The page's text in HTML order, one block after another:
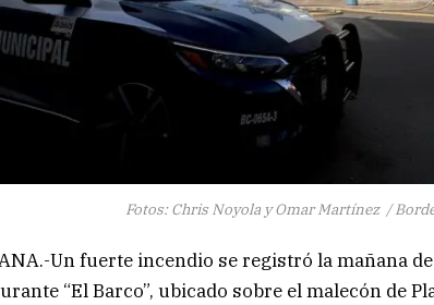
Fotos: Chris Noyola y Omar Martínez /
Un fuerte incendio se registró la mañana
“El Barco”, ubicado sobre el malecón de